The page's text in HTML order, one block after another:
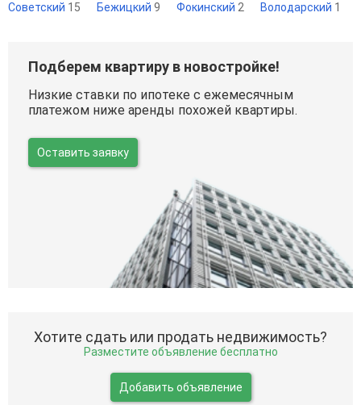
Советский 15 Бежицкий 9 Фокинский 2 Володарский 1
Подберем квартиру в новостройке!
Низкие ставки по ипотеке с ежемесячным
платежом ниже аренды похожей квартиры.
Оставить заявку
Хотите сдать или продать недвижимость?
Разместите объявление бесплатно
Добавить объявление